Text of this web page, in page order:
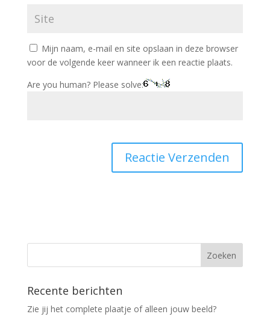
Mijn naam, e-mail en site opslaan in deze browser
voor de volgende keer wanneer ik een reactie plaats.
Are you human? Please solve:
Recente berichten
Zie jij het complete plaatje of alleen jouw beeld?